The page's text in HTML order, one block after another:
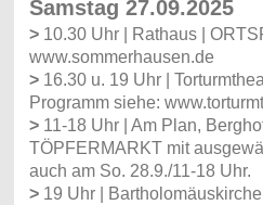
Samstag 27.09.2025
> 10.30 Uhr | Rathaus |
www.sommerhausen.de
> 16.30 u. 19 Uhr |
Programm siehe:
> 11-18 Uhr | Am Plan,
TÖPFERMARKT mit
auch am So. 28.9./11-18 Uhr.
> 19 Uhr |